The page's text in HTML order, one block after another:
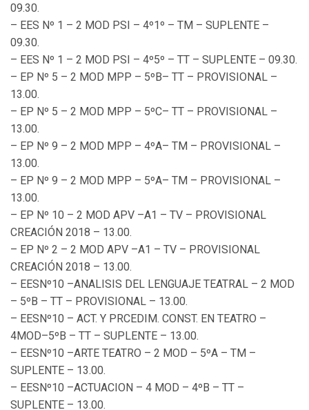
09.30.
– EES Nº 1 – 2 MOD PSI – 4º1º – TM – SUPLENTE –
09.30.
– EES Nº 1 – 2 MOD PSI – 4º5º – TT – SUPLENTE – 09.30.
– EP Nº 5 – 2 MOD MPP – 5ºB– TT – PROVISIONAL –
13.00.
– EP Nº 5 – 2 MOD MPP – 5ºC– TT – PROVISIONAL –
13.00.
– EP Nº 9 – 2 MOD MPP – 4ºA– TM – PROVISIONAL –
13.00.
– EP Nº 9 – 2 MOD MPP – 5ºA– TM – PROVISIONAL –
13.00.
– EP Nº 10 – 2 MOD APV –A1 – TV – PROVISIONAL
CREACIÓN 2018 – 13.00.
– EP Nº 2 – 2 MOD APV –A1 – TV – PROVISIONAL
CREACIÓN 2018 – 13.00.
– EESNº10 –ANALISIS DEL LENGUAJE TEATRAL – 2 MOD
– 5ºB – TT – PROVISIONAL – 13.00.
– EESNº10 – ACT. Y PRCEDIM. CONST. EN TEATRO –
4MOD–5ºB – TT – SUPLENTE – 13.00.
– EESNº10 –ARTE TEATRO – 2 MOD – 5ºA – TM –
SUPLENTE – 13.00.
– EESNº10 –ACTUACION – 4 MOD – 4ºB – TT –
SUPLENTE – 13.00.